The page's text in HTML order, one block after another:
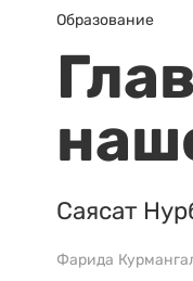
Образование
Саясат
Фарида